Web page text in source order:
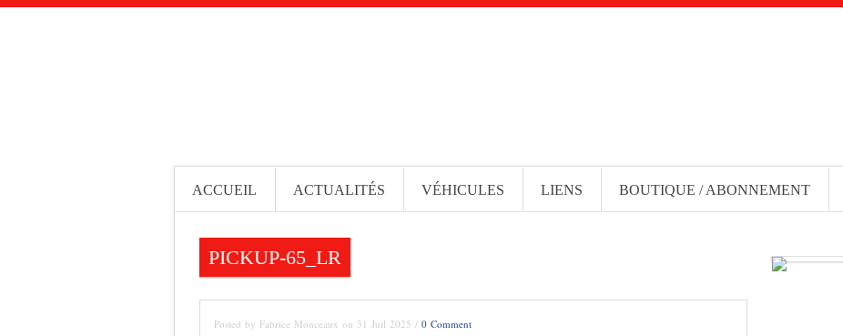
ACCUEIL ACTUALITÉS VÉHICULES LIENS BOUTIQUE / ABONNEMENT
PICKUP-65_LR
Posted by Fabrice Monceaux on 31 Juil 2025 / 0 Comment